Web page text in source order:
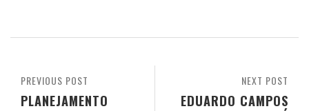
NEXT POST
EDUARDO CAMPOS
PREVIOUS POST
PLANEJAMENTO